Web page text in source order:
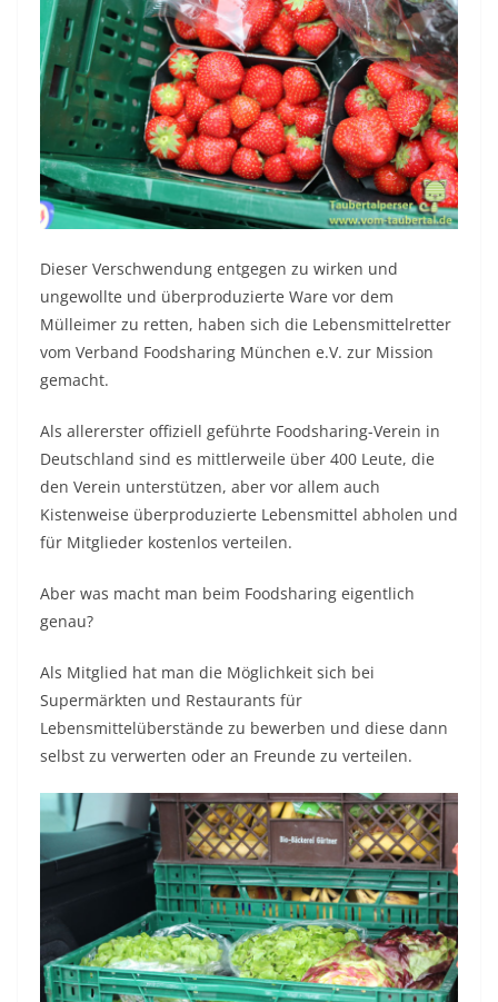
Dieser Verschwendung entgegen zu wirken und
ungewollte und überproduzierte Ware vor dem
Mülleimer zu retten, haben sich die Lebensmittelretter
vom Verband Foodsharing München e.V. zur Mission
gemacht.
Als allererster offiziell geführte Foodsharing-Verein in
Deutschland sind es mittlerweile über 400 Leute, die
den Verein unterstützen, aber vor allem auch
Kistenweise überproduzierte Lebensmittel abholen und
für Mitglieder kostenlos verteilen.
Aber was macht man beim Foodsharing eigentlich
genau?
Als Mitglied hat man die Möglichkeit sich bei
Supermärkten und Restaurants für
Lebensmittelüberstände zu bewerben und diese dann
selbst zu verwerten oder an Freunde zu verteilen.